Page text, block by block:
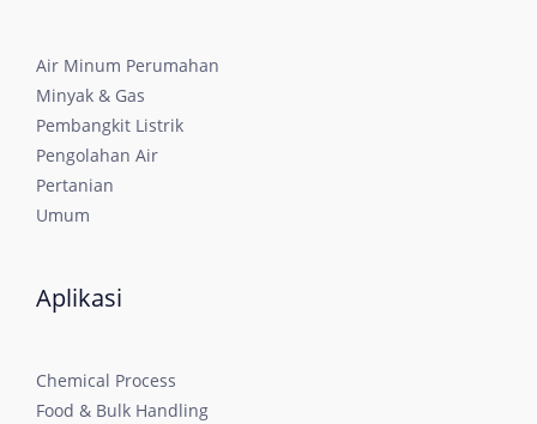
Air Minum Perumahan
Minyak & Gas
Pembangkit Listrik
Pengolahan Air
Pertanian
Umum
Aplikasi
Chemical Process
Food & Bulk Handling